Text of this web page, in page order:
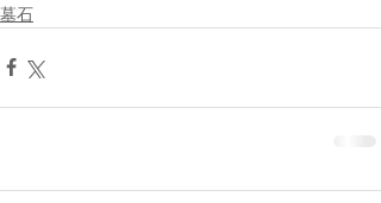
墓石